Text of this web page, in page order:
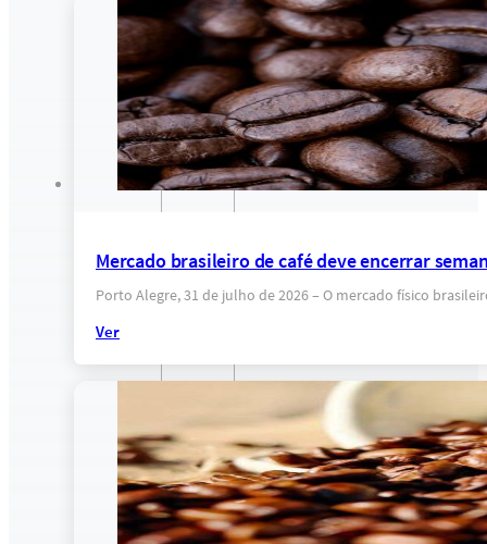
Mercado brasileiro de café deve encerrar
Porto Alegre, 31 de julho de 2026 – O mercado físico
Ver